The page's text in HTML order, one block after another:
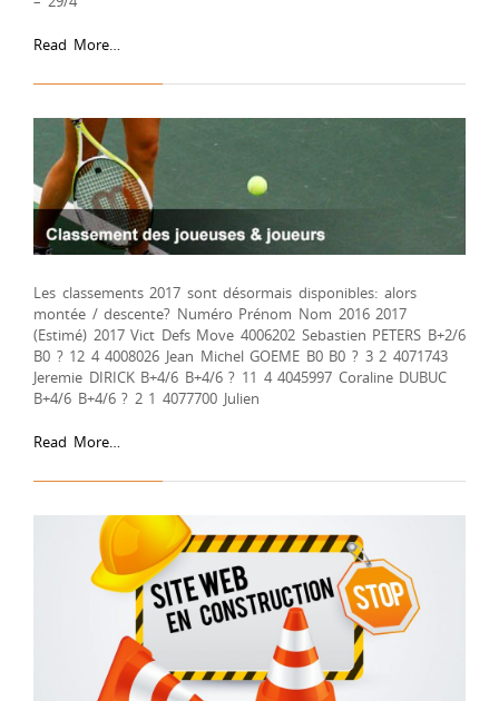
Read More…
Les classements 2017 sont désormais disponibles: alors
montée / descente? Numéro Prénom Nom 2016 2017
(Estimé) 2017 Vict Defs Move 4006202 Sebastien PETERS B+2/6
B0 ? 12 4 4008026 Jean Michel GOEME B0 B0 ? 3 2 4071743
Jeremie DIRICK B+4/6 B+4/6 ? 11 4 4045997 Coraline DUBUC
B+4/6 B+4/6 ? 2 1 4077700 Julien
Read More…